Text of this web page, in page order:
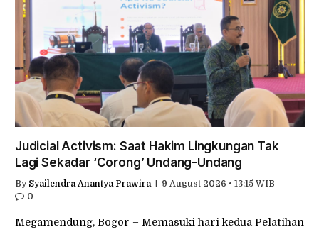
Judicial Activism: Saat Hakim Lingkungan Tak
Lagi Sekadar ‘Corong’ Undang-Undang
By Syailendra Anantya Prawira
9 August 2026 • 13:15 WIB
0
Megamendung, Bogor – Memasuki hari kedua Pelatihan